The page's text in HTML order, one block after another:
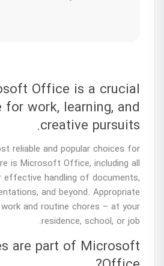
Office is a crucial
for work, learning, and
creative pursuits.
reliable and popular choices for
is Microsoft Office, including all
handling of documents,
and beyond. Appropriate
and routine chores – at your
residence, school, or job.
are part of Microsoft